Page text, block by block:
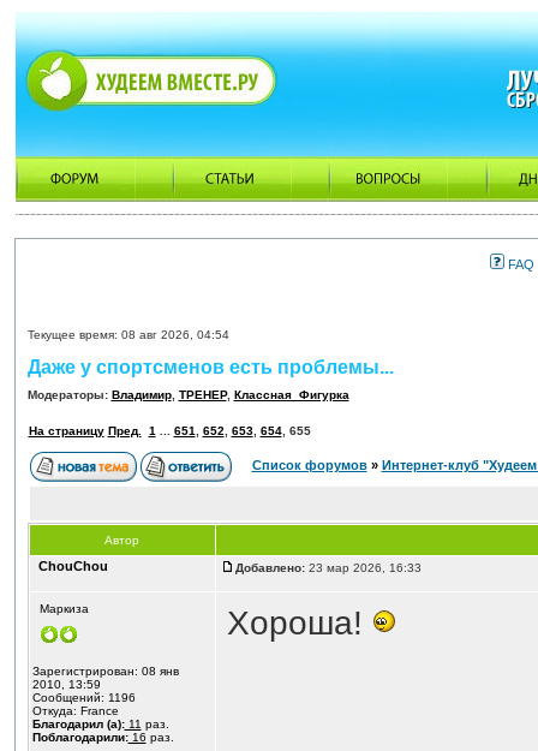
FAQ
Текущее время: 08 авг 2026, 04:54
Даже у спортсменов есть проблемы...
Модераторы: Владимир, ТРЕНЕР, Классная_Фигурка
На страницу Пред. 1 651 652 653, 654, 655
Список форумов» Интернет-клуб
Автор
ChouChou Добавлено:23 мар 2026, 16:33
Маркиза
Зарегистрирован: 08 янв
2010, 13:59
Сообщений: 1196
Откуда: France
Благодарил (а):11 раз.
Поблагодарили:16 раз.
Хороша!